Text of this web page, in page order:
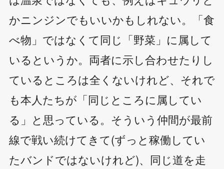
かニンジンでもいいかもしれない。「食
べ物」ではなくて同じ「野菜」に属して
いるというか。両者に示し合わせたりし
ているところは全くないけれど、それで
も本人たちが「同じところに属してい
る」と思っている。そういう仲間が最前
線で戦い続けてきて(ずっと稼働してい
たバンドではないけれど)、同じ道を走